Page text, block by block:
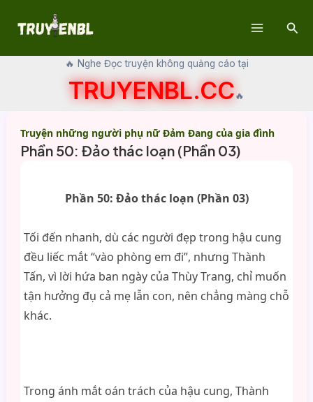
🔥 Nghe Đọc truyện không quảng cáo tại
TRUYENBL.CC🔥
Truyện những người phụ nữ Đảm Đang của gia đình
Phần 50: Đảo thác loạn (Phần 03)
Phần 50: Đảo thác loạn (Phần 03)
Tối đến nhanh, dù các người đẹp trong hậu cung
đều liếc mắt “vào phòng em đi”, nhưng Thành
Tấn, vì lời hứa ban ngày của Thùy Trang, chỉ muốn
tận hưởng đụ cả mẹ lẫn con, nên chẳng màng chỗ
khác.
Trong ánh mắt oán trách của hậu cung, Thành